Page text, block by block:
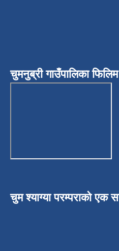
चुमनुब्री गाउँपालिका
चुम श्याग्या परम्पराको एक